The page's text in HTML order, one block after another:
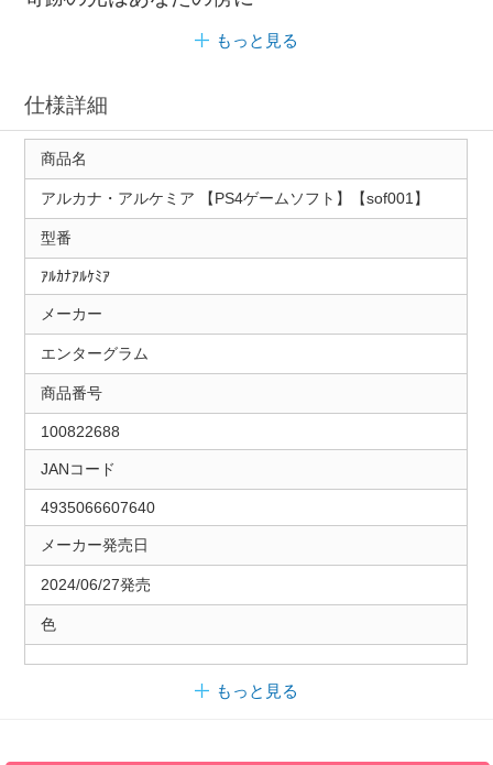
もっと見る
仕様詳細
商品名
アルカナ・アルケミア 【PS4ゲームソフト】【sof001】
型番
ｱﾙｶﾅｱﾙｹﾐｱ
メーカー
エンターグラム
商品番号
100822688
JANコード
4935066607640
メーカー発売日
2024/06/27発売
色
もっと見る